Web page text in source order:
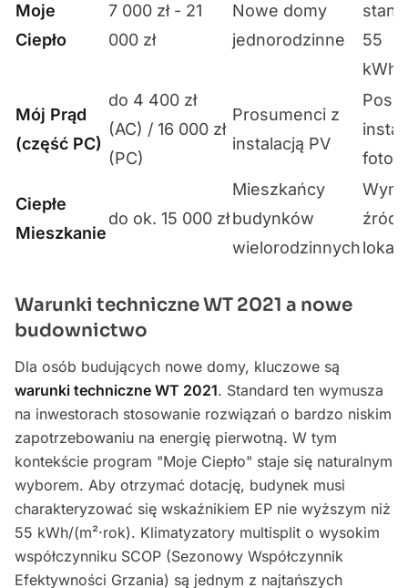
Moje
Ciepło
7 000 zł - 21
000 zł
Nowe domy
jednorodzinne
55
kWh/
Mój Prąd
(część PC)
do 4 400 zł
(AC) / 16 000 zł
(PC)
Prosumenci z
instalacją PV
Ciepłe
Mieszkanie
do ok. 15 000 zł
Mieszkańcy
budynków
wielorodzinnychlokalu
Warunki techniczne WT 2021 a nowe
budownictwo
Dla osób budujących nowe domy, kluczowe są
warunki techniczne WT 2021. Standard ten wymusza
na inwestorach stosowanie rozwiązań o bardzo niskim
zapotrzebowaniu na energię pierwotną. W tym
kontekście program "Moje Ciepło" staje się naturalnym
wyborem. Aby otrzymać dotację, budynek musi
charakteryzować się wskaźnikiem EP nie wyższym niż
55 kWh/(m²·rok). Klimatyzatory multisplit o wysokim
współczynniku SCOP (Sezonowy Współczynnik
Efektywności Grzania) są jednym z najtańszych